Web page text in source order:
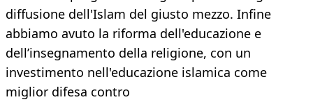
diffusione dell'Islam del giusto mezzo. Infine
abbiamo avuto la riforma dell'educazione e
dell’insegnamento della religione, con un
investimento nell'educazione islamica come
miglior difesa contro